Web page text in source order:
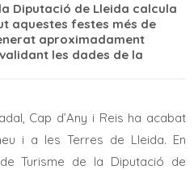
Diputació de Lleida calcula
aquestes festes més de
aproximadament
les dades de la
Cap d’Any i Reis ha acabat
i a les Terres de Lleida. En
Turisme de la Diputació de